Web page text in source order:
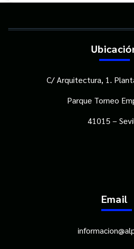
C/ Arquitectura, 1.
Parque Torneo
41015 –
Email